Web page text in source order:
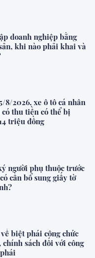
doanh nghiệp bằng
khi nào phải khai và
8/2026, xe ô tô cá nhân
có thu tiền có thể bị
triệu đồng
người phụ thuộc trước
cần bổ sung giấy tờ
biệt phái công chức
chính sách đối với công